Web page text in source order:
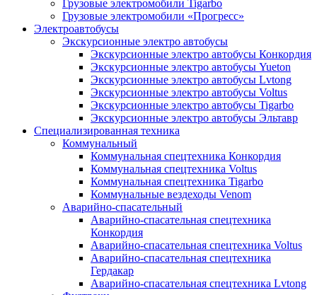
Грузовые электромобили Tigarbo
Грузовые электромобили «Прогресс»
Электроавтобусы
Экскурсионные электро автобусы
Экскурсионные электро автобусы Конкордия
Экскурсионные электро автобусы Yueton
Экскурсионные электро автобусы Lvtong
Экскурсионные электро автобусы Voltus
Экскурсионные электро автобусы Tigarbo
Экскурсионные электро автобусы Эльтавр
Специализированная техника
Коммунальный
Коммунальная спецтехника Конкордия
Коммунальная спецтехника Voltus
Коммунальная спецтехника Tigarbo
Коммунальные вездеходы Venom
Аварийно-спасательный
Аварийно-спасательная спецтехника
Конкордия
Аварийно-спасательная спецтехника Voltus
Аварийно-спасательная спецтехника
Гердакар
Аварийно-спасательная спецтехника Lvtong